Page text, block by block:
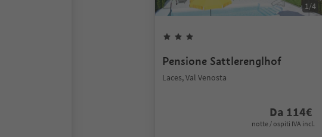
1/4
Pensione Sattlerenglhof
Laces, Val Venosta
Da 114€
notte / ospiti IVA incl.